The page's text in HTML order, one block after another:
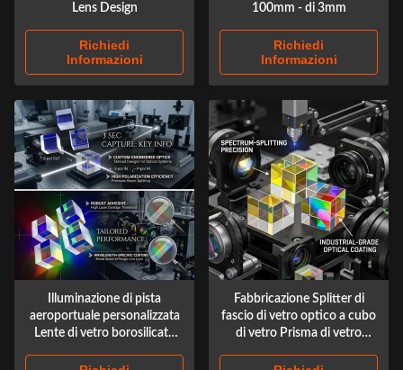
Lens Design
Richiedi
Informazioni
100mm - di 3mm
Richiedi
Informazioni
Illuminazione di pista
aeroportuale personalizzata
Lente di vetro borosilicato
ottico di vetro X-cubo
Fabbricazione Splitter di
fascio di vetro optico a cubo
di vetro Prisma di vetro
personalizzata